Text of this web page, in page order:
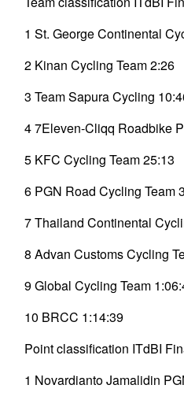
1 St. George Continental
2 Kinan Cycling Team 2:26
3 Team Sapura Cycling
4 7Eleven-Cliqq Roadbike
5 KFC Cycling Team 25:13
6 PGN Road Cycling Team
7 Thailand Continental
8 Advan Customs Cycling
9 Global Cycling Team
10 BRCC 1:14:39
Point classification ITdBI
1 Novardianto Jamalidin